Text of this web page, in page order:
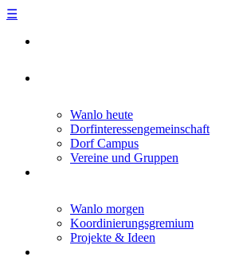
☰
Skip
Wanlo heute
Dorfinteressengemeinschaft
Dorf Campus
Vereine und Gruppen
Wanlo morgen
Koordinierungsgremium
Projekte & Ideen